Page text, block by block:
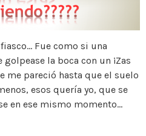
Fue como si una
la boca con un ¡Zas
me pareció hasta que el suelo
esos quería yo, que se
en ese mismo momento…